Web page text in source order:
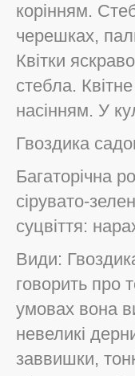
корінням.
черешках,
Квітки
стебла.
насінням. У
Гвоздика
Багаторічна
сірувато-
суцвіття:
Види:
говорить про
умовах вона
невеликі
заввишки,